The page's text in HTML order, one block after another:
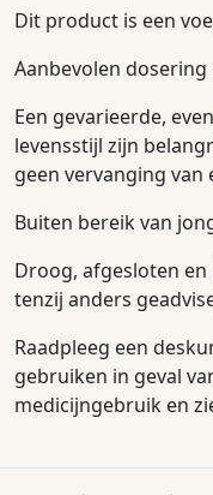
Dit product is een
Aanbevolen
Een gevarieerde,
levensstijl zijn
geen vervanging van
Buiten bereik van
Droog, afgesloten
tenzij anders
Raadpleeg een
gebruiken in geval
medicijngebruik en